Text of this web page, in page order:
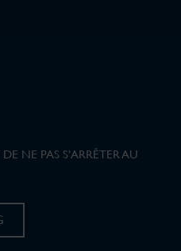
NE PAS S’ARRÊTER AU